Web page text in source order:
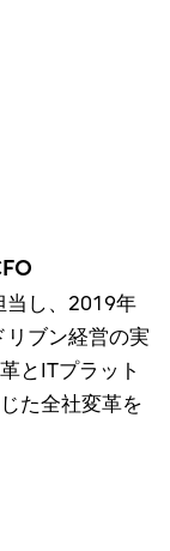
当し、2019年
ブン経営の実
とITプラット
た全社変革を